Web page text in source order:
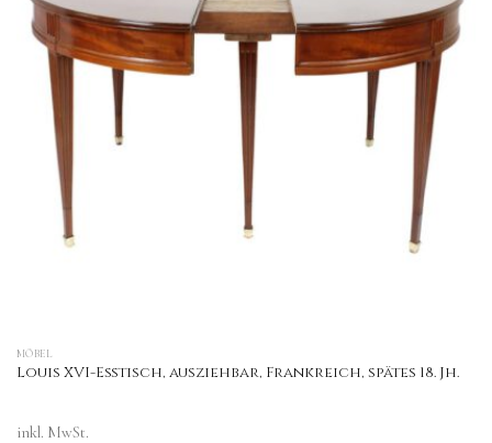
MÖBEL
Louis XVI-Eßtisch, ausziehbar, Frankreich, spätes 18. Jh.
inkl. MwSt.